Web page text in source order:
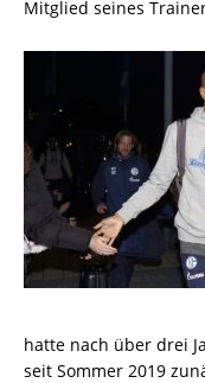
Mitglied seines
hatte nach über drei
seit Sommer 2019